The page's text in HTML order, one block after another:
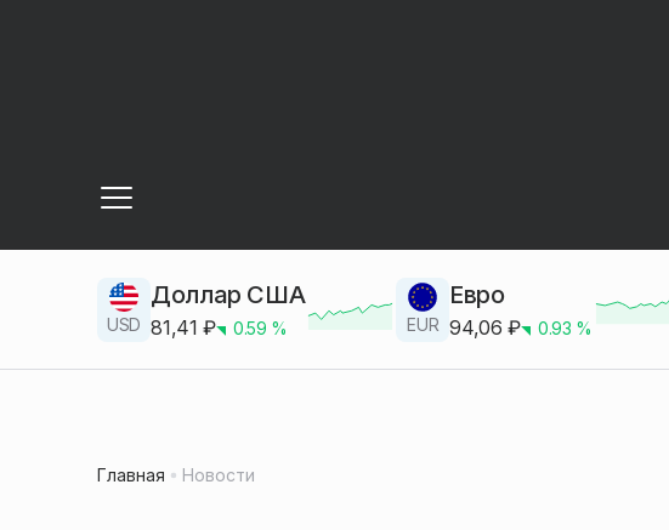
USD
Доллар США
81,41 ₽ 0.59 % EUR
Евро
94,06 ₽ 0.93 %
Главная Новости